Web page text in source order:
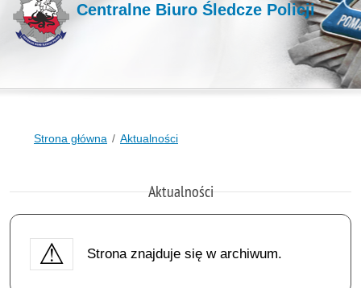
Centralne Biuro Śledcze Policji
Strona główna Aktualności
Aktualności
Strona znajduje się w archiwum.